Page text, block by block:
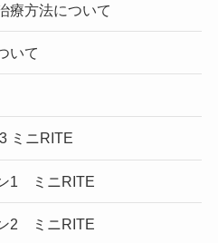
療方法について
いて
ミニRITE
1 ミニRITE
2 ミニRITE